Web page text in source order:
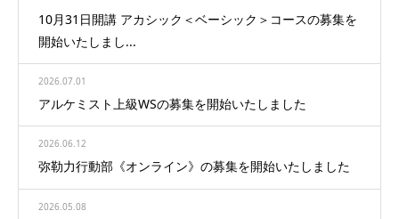
10月31日開講 アカシック＜ベーシック＞コースの募集を
開始いたしまし...
2026.07.01
アルケミスト上級WSの募集を開始いたしました
2026.06.12
弥勒力行動部《オンライン》の募集を開始いたしました
2026.05.08